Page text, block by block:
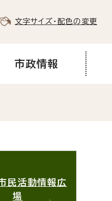
文字サイズ・配色の変更
市政情報
民活動情報広
場